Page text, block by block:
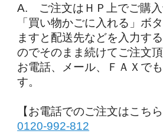
A. ご注文はＨＰ上でご購入
「買い物かごに入れる」ボ
ますと配送先などを入力す
のでそのまま続けてご注文頂
お電話、メール、ＦＡＸで
す。
【お電話でのご注文はこちら
0120-992-812